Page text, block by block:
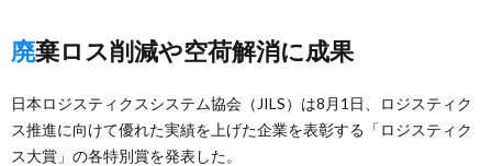
廃棄ロス削減や空荷解消に成果
日本ロジスティクスシステム協会（JILS）は8月1日、ロジスティク
ス推進に向けて優れた実績を上げた企業を表彰する「ロジスティク
ス大賞」の各特別賞を発表した。